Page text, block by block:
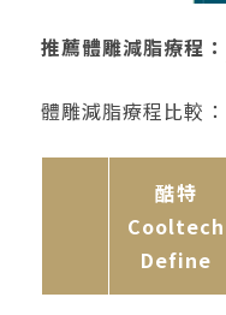
推薦體雕減脂療程：
體雕減脂療程比較：
酷特
Cooltech
Define